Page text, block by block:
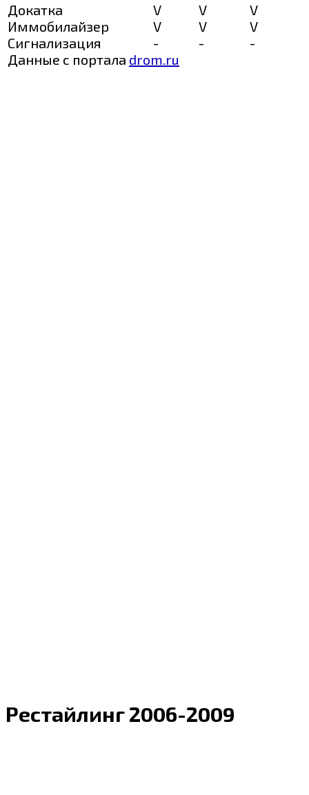
Докатка
V V
V
Иммобилайзер
V V
V
Сигнализация
- -
-
Данные с портала drom.ru
Рестайлинг 2006-2009